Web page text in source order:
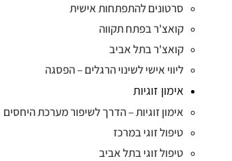
סרטונים להתפתחות אישית
קואצ'ר בפתח תקווה
קואצ'ר בתל אביב
ליווי אישי לשינוי הרגלים – הפסגה
אימון זוגיות
אימון זוגיות – הדרך לשיפור מערכת היחסים
טיפול זוגי במרכז
טיפול זוגי בתל אביב